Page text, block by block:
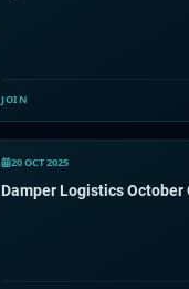
JOIN
20 OCT 2025
Damper Logistics October